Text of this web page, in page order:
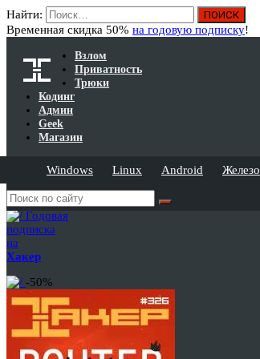
Найти:
Временная скидка 50% на годовую подписку!
Взлом
Приватность
Трюки
Кодинг
Админ
Geek
Магазин
Windows Linux Android Железо
Годовая
подписка
на
Хакер
-50%